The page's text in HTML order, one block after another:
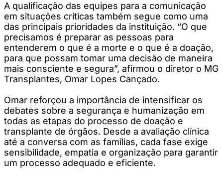
A qualificação das equipes para a comunicação
em situações críticas também segue como uma
das principais prioridades da instituição. “O que
precisamos é preparar as pessoas para
entenderem o que é a morte e o que é a doação,
para que possam tomar uma decisão de maneira
mais consciente e segura”, afirmou o diretor o MG
Transplantes, Omar Lopes Cançado.
Omar reforçou a importância de intensificar os
debates sobre a segurança e humanização em
todas as etapas do processo de doação e
transplante de órgãos. Desde a avaliação clínica
até a conversa com as famílias, cada fase exige
sensibilidade, empatia e organização para garantir
um processo adequado e eficiente.